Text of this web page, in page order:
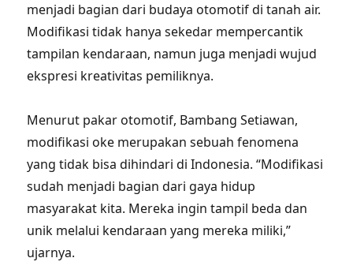
menjadi bagian dari budaya otomotif di tanah air.
Modifikasi tidak hanya sekedar mempercantik
tampilan kendaraan, namun juga menjadi wujud
ekspresi kreativitas pemiliknya.
Menurut pakar otomotif, Bambang Setiawan,
modifikasi oke merupakan sebuah fenomena
yang tidak bisa dihindari di Indonesia. “Modifikasi
sudah menjadi bagian dari gaya hidup
masyarakat kita. Mereka ingin tampil beda dan
unik melalui kendaraan yang mereka miliki,”
ujarnya.